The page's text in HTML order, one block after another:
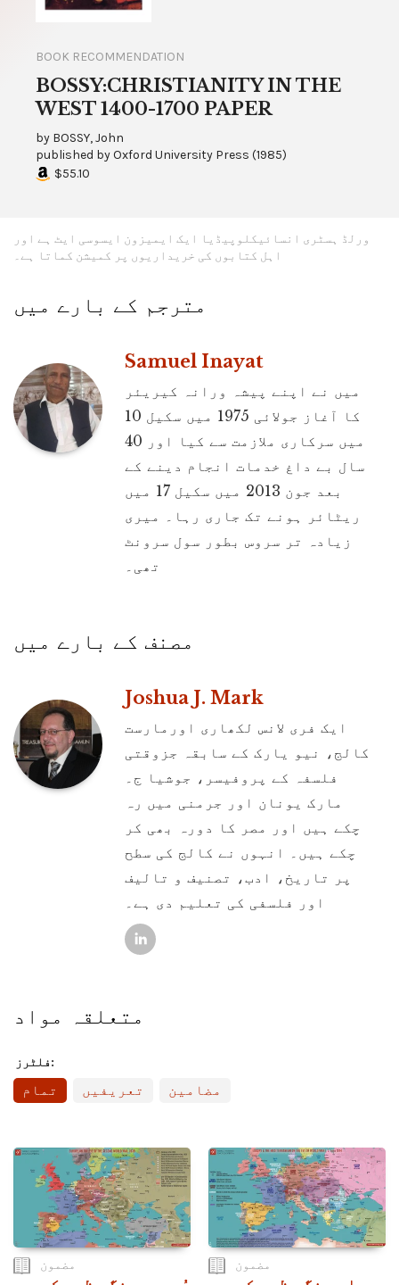
BOOK RECOMMENDATION
BOSSY:CHRISTIANITY IN THE
WEST 1400-1700 PAPER
by BOSSY, John
published byOxford University Press (1985)
$55.10
ورلڈ ہسٹری انسائیکلوپیڈیا ایک ایمیزون ایسوسی ایٹ ہے اور
اہل کتابوں کی خریداریوں پر کمیشن کماتا ہے۔
مترجم کے بارے میں
Samuel Inayat
میں نے اپنے پیشہ ورانہ کیریئر
کا آغاز جولائی 1975 میں سکیل 10
میں سرکاری ملازمت سے کیا اور 40
سال بے داغ خدمات انجام دینے کے
بعد جون 2013 میں سکیل 17 میں
ریٹائر ہونے تک جاری رہا۔ میری
زیادہ تر سروس بطور سول سرونٹ
تھی۔
مصنف کے بارے میں
Joshua J. Mark
ایک فری لانس لکھاری اورمارست
کالج، نیو یارک کے سابقہ جزوقتی
فلسفہ کے پروفیسر، جوشیا ج۔
مارک یونان اور جرمنی میں رہ
چکے ہیں اور مصر کا دورہ بھی کر
چکے ہیں۔ انہوں نے کالج کی سطح
پر تاریخ، ادب، تصنیف و تالیف
اور فلسفی کی تعلیم دی ہے۔
متعلقہ مواد
فلٹرز:
تمام تعریفیں مضامین
مضمون مضمون